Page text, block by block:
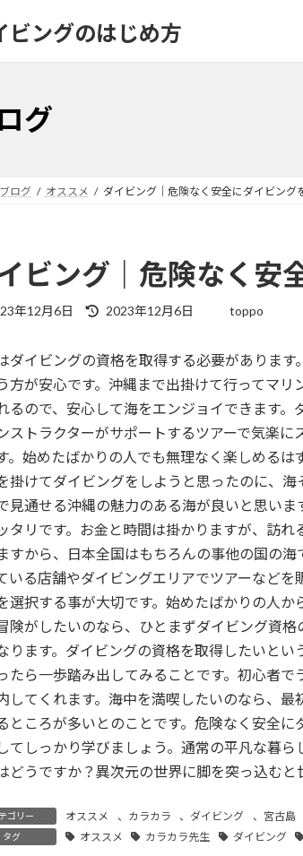
ビングのはじめ方
グ
ブログ オススメ ダイビング｜危険なく安全にダイビング
ビング｜危険なく安
年12月6日
最
新
日
:
2023年12月6日 toppo
ダイビングの資格を取得する必要がありま
方が安心です。沖縄まで出掛けて行ってマ
るので、安心して海をエンジョイできます
ストラクターがサポートするツアーで気楽
。始めたばかりの人でも無理なく楽しめる
掛けてダイビングをしようと思ったのに、
見通せる沖縄の魅力のある海が良いと思い
タリです。お金と時間は掛かりますが、訪
すから、日本全国はもちろんの事他の国の
いる店舗やダイビングエリアでツアーなど
選択する事が大切です。始めたばかりの人
険がしたいのなら、ひとまずダイビング資
ります。ダイビングの資格を取得したいと
たら一歩踏み出してみることです。初心者
してくれます。海中を満喫したいのなら、
ところが多いとのことです。危険なく安全
てしっかり学びましょう。通常の平凡な暮
どうですか？異次元の世界に脚を突っ込むと
ゴリー オススメ 、 カラカラ 、 ダイビング 、 宮古島
タグ オススメ カラカラ先生 ダイビング